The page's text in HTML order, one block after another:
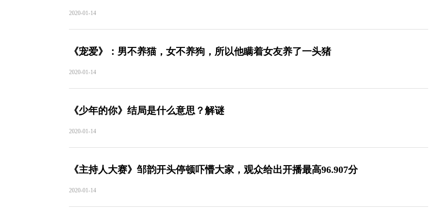
2020-01-14
《宠爱》：男不养猫，女不养狗，所以他瞒着女友养了一头猪
2020-01-14
《少年的你》结局是什么意思？解谜
2020-01-14
《主持人大赛》邹韵开头停顿吓懵大家，观众给出开播最高96.907分
2020-01-14